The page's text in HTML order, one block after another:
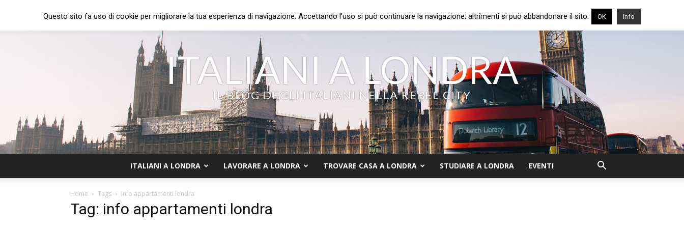
ITALIANI A LONDRA
IL BLOG DEGLI ITALIANI NELLA REBEL CITY
ITALIANI A LONDRA LAVORARE A LONDRA TROVARE CASA A LONDRA STUDIARE A LONDRA EVENTI
Home Tags Info appartamenti londra
Tag: info appartamenti londra
Questo sito fa uso di cookie per migliorare la tua esperienza di navigazione. Accettando l’uso si può continuare la navigazione; altrimenti si può abbandonare il sito. OK Info